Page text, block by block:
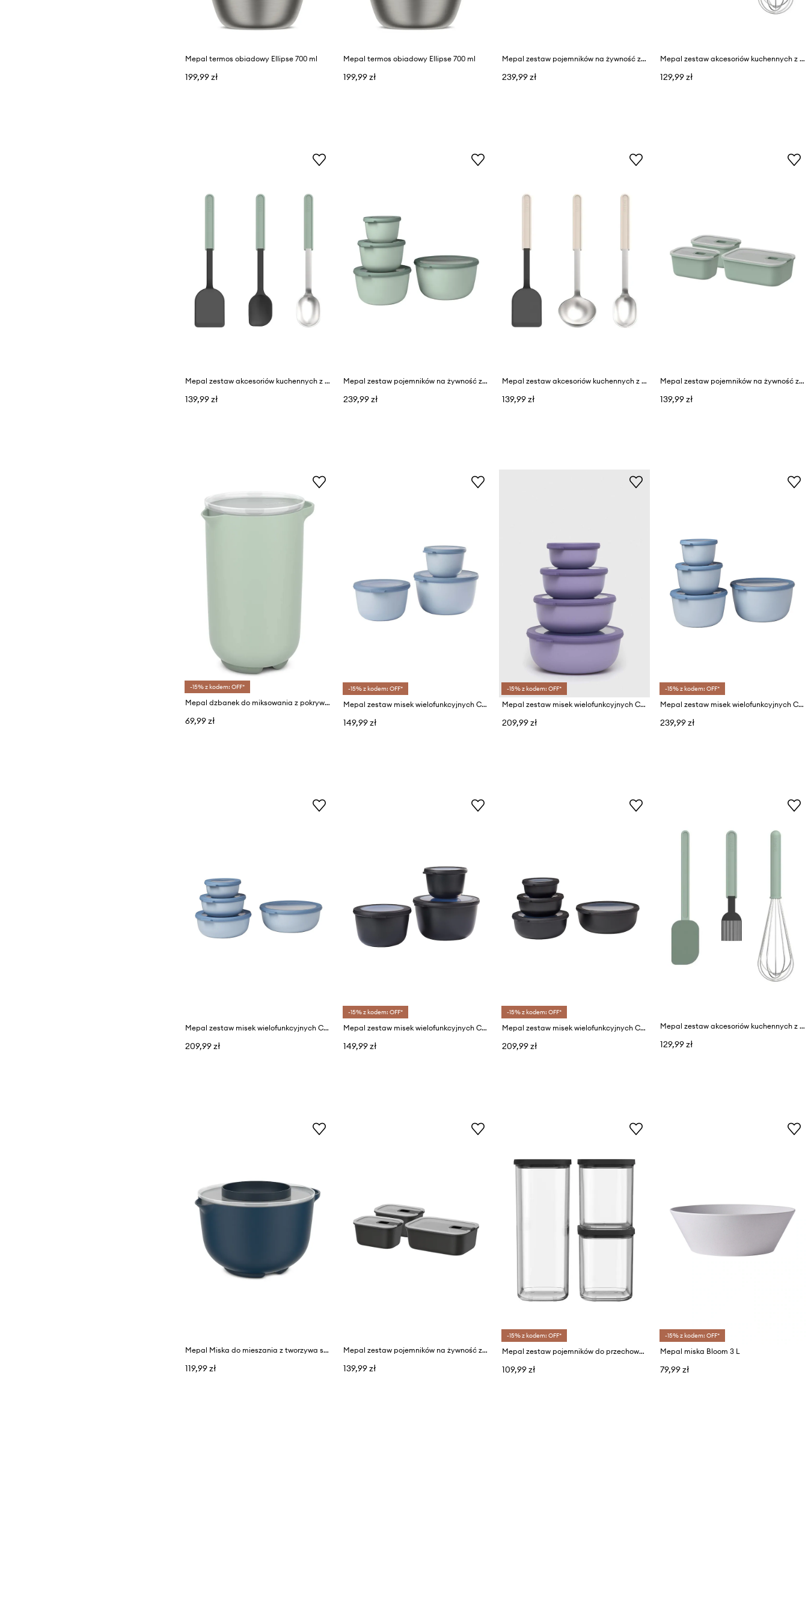
Mepal termos obiadowy Ellipse 700 ml
199,99 zł
Mepal termos obiadowy Ellipse 700 ml
199,99 zł
Mepal zestaw pojemników na żywność z tworzywa sztucznego
239,99 zł
Mepal zestaw akcesoriów kuchennych z tworzywa sztucznego
129,99 zł
Mepal zestaw akcesoriów kuchennych z tworzywa sztucznego
139,99 zł
Mepal zestaw pojemników na żywność z tworzywa sztucznego
239,99 zł
Mepal zestaw akcesoriów kuchennych z tworzywa sztucznego
139,99 zł
Mepal zestaw pojemników na żywność z tworzywa sztucznego
139,99 zł
-15% z kodem: OFF*
Mepal dzbanek do miksowania z pokrywką Chef It 1 L
69,99 zł
-15% z kodem: OFF*
Mepal zestaw misek wielofunkcyjnych Cirqula 0,5/1/2L
149,99 zł
-15% z kodem: OFF*
Mepal zestaw misek wielofunkcyjnych Cirqula 0,35/0,75/1,25/2,25L 4-pack
209,99 zł
-15% z kodem: OFF*
Mepal zestaw misek wielofunkcyjnych Cirqula 0,5/1/2/3L (4-pack)
239,99 zł
Mepal zestaw misek wielofunkcyjnych Cirqula 0,35/0,75/1,25/2,25L (4-pack)
209,99 zł
-15% z kodem: OFF*
Mepal zestaw misek wielofunkcyjnych Cirqula 0,5/1/2L (3-pack)
149,99 zł
-15% z kodem: OFF*
Mepal zestaw misek wielofunkcyjnych Cirqula 0,35/0,75/1,25/2,25L (4-pack)
209,99 zł
Mepal zestaw akcesoriów kuchennych z tworzywa sztucznego
129,99 zł
Mepal Miska do mieszania z tworzywa sztucznego 3 l
119,99 zł
Mepal zestaw pojemników na żywność z tworzywa sztucznego
139,99 zł
-15% z kodem: OFF*
Mepal zestaw pojemników do przechowywania Modula
109,99 zł
-15% z kodem: OFF*
Mepal miska Bloom 3 L
79,99 zł